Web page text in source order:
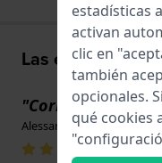
Las
"Correa de alta
Alessandro Pancaldi · 17
estadísticas
activan
clic en
también
opcionales.
qué cookies